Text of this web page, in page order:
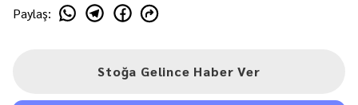
Paylaş:
Stoğa Gelince Haber Ver